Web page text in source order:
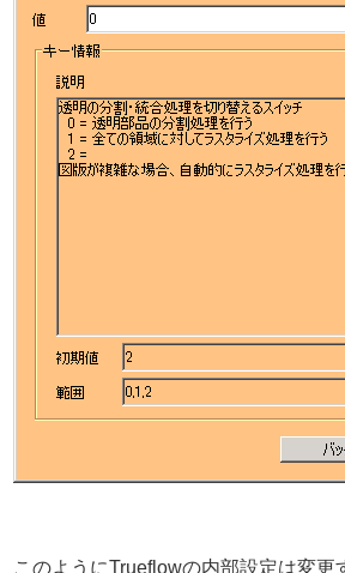
このようにTrueflowの内部設定は変更